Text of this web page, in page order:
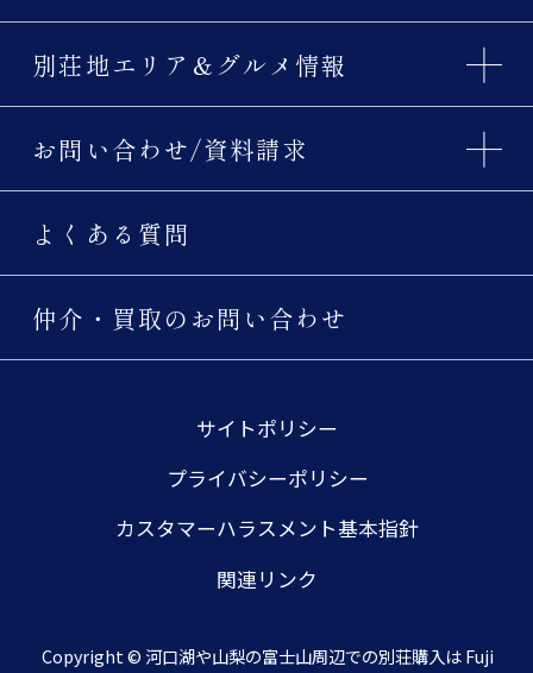
別荘地エリア＆グルメ情報
お問い合わせ/資料請求
よくある質問
仲介・買取のお問い合わせ
サイトポリシー
プライバシーポリシー
カスタマーハラスメント基本指針
関連リンク
Copyright © 河口湖や山梨の富士山周辺での別荘購入は Fuji